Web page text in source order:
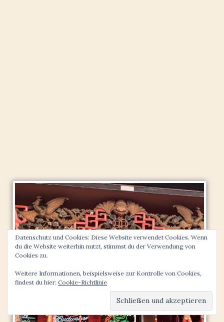
Datenschutz und Cookies: Diese Website verwendet Cookies. Wenn
du die Website weiterhin nutzt, stimmst du der Verwendung von
Cookies zu.
Weitere Informationen, beispielsweise zur Kontrolle von Cookies,
findest du hier: Cookie-Richtlinie